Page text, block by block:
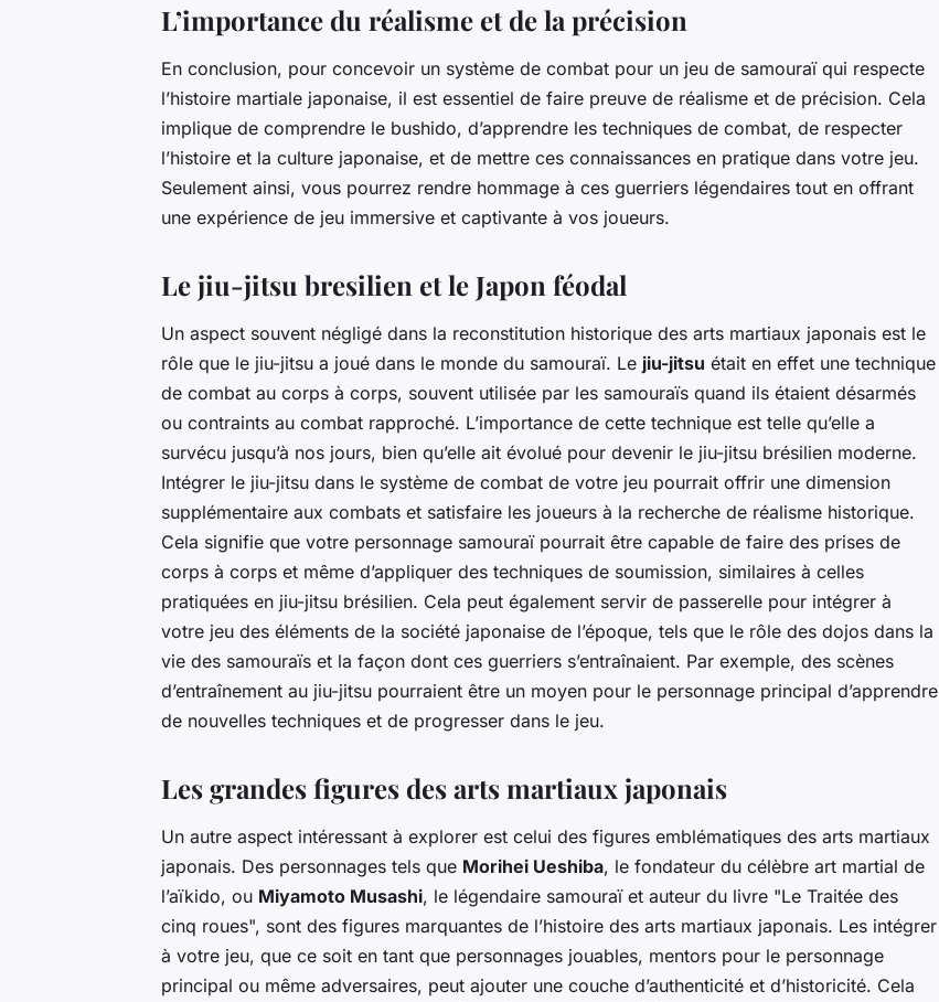
L’importance du réalisme et de la précision
En conclusion, pour concevoir un système de combat pour un jeu de samouraï qui respecte
l’histoire martiale japonaise, il est essentiel de faire preuve de réalisme et de précision. Cela
implique de comprendre le bushido, d’apprendre les techniques de combat, de respecter
l’histoire et la culture japonaise, et de mettre ces connaissances en pratique dans votre jeu.
Seulement ainsi, vous pourrez rendre hommage à ces guerriers légendaires tout en offrant
une expérience de jeu immersive et captivante à vos joueurs.
Le jiu-jitsu bresilien et le Japon féodal
Un aspect souvent négligé dans la reconstitution historique des arts martiaux japonais est le
rôle que le jiu-jitsu a joué dans le monde du samouraï. Le jiu-jitsu était en effet une technique
de combat au corps à corps, souvent utilisée par les samouraïs quand ils étaient désarmés
ou contraints au combat rapproché. L’importance de cette technique est telle qu’elle a
survécu jusqu’à nos jours, bien qu’elle ait évolué pour devenir le jiu-jitsu brésilien moderne.
Intégrer le jiu-jitsu dans le système de combat de votre jeu pourrait offrir une dimension
supplémentaire aux combats et satisfaire les joueurs à la recherche de réalisme historique.
Cela signifie que votre personnage samouraï pourrait être capable de faire des prises de
corps à corps et même d’appliquer des techniques de soumission, similaires à celles
pratiquées en jiu-jitsu brésilien. Cela peut également servir de passerelle pour intégrer à
votre jeu des éléments de la société japonaise de l’époque, tels que le rôle des dojos dans la
vie des samouraïs et la façon dont ces guerriers s’entraînaient. Par exemple, des scènes
d’entraînement au jiu-jitsu pourraient être un moyen pour le personnage principal d’apprendre
de nouvelles techniques et de progresser dans le jeu.
Les grandes figures des arts martiaux japonais
Un autre aspect intéressant à explorer est celui des figures emblématiques des arts martiaux
japonais. Des personnages tels que Morihei Ueshiba, le fondateur du célèbre art martial de
l’aïkido, ou Miyamoto Musashi, le légendaire samouraï et auteur du livre "Le Traitée des
cinq roues", sont des figures marquantes de l’histoire des arts martiaux japonais. Les intégrer
à votre jeu, que ce soit en tant que personnages jouables, mentors pour le personnage
principal ou même adversaires, peut ajouter une couche d’authenticité et d’historicité. Cela